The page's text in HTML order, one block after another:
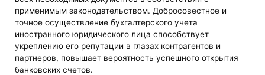
применимым законодательством. Добросовестное и
точное осуществление бухгалтерского учета
иностранного юридического лица способствует
укреплению его репутации в глазах контрагентов и
партнеров, повышает вероятность успешного открытия
банковских счетов.